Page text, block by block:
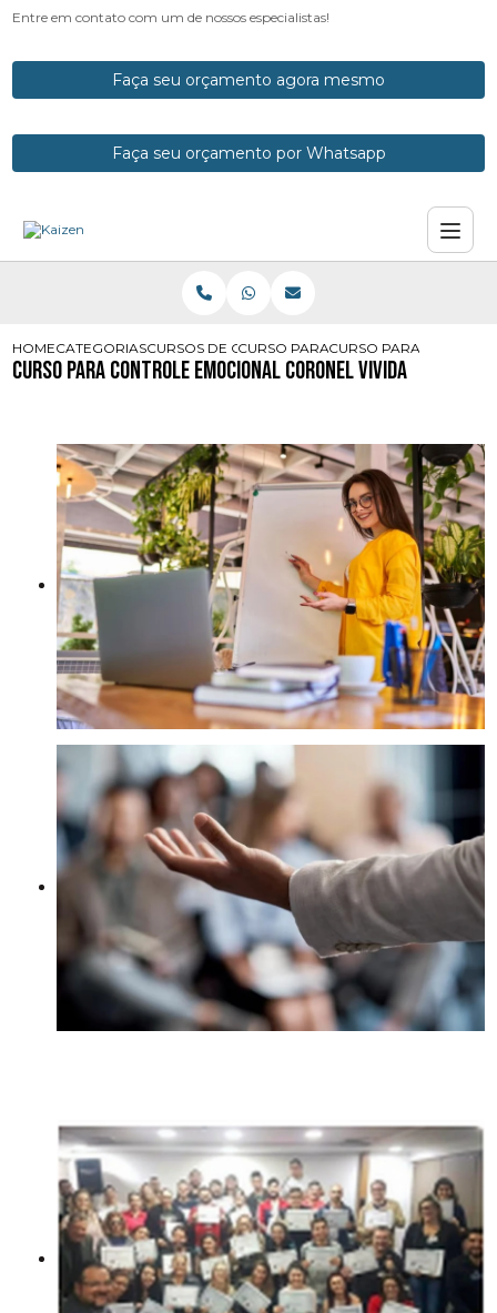
Entre em contato com um de nossos especialistas!
Faça seu orçamento agora mesmo
Faça seu orçamento por Whatsapp
HOMECATEGORIASCURSOS DE CONTROLE EMOCIONAL
CURSO PARA CONTROLE
CURSO PARA
Curso para Controle Emocional Coronel Vivida